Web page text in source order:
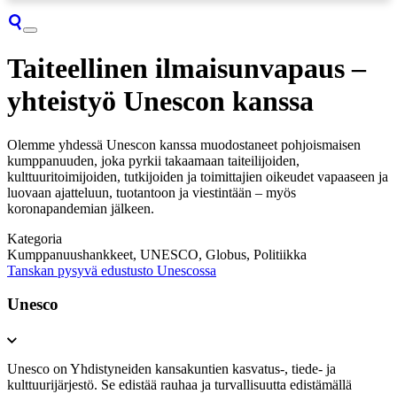
Taiteellinen ilmaisunvapaus –
yhteistyö Unescon kanssa
Olemme yhdessä Unescon kanssa muodostaneet pohjoismaisen
kumppanuuden, joka pyrkii takaamaan taiteilijoiden,
kulttuuritoimijoiden, tutkijoiden ja toimittajien oikeudet vapaaseen ja
luovaan ajatteluun, tuotantoon ja viestintään – myös
koronapandemian jälkeen.
Kategoria
Kumppanuushankkeet, UNESCO, Globus, Politiikka
Tanskan pysyvä edustusto Unescossa
Unesco
Unesco on Yhdistyneiden kansakuntien kasvatus-, tiede- ja
kulttuurijärjestö. Se edistää rauhaa ja turvallisuutta edistämällä